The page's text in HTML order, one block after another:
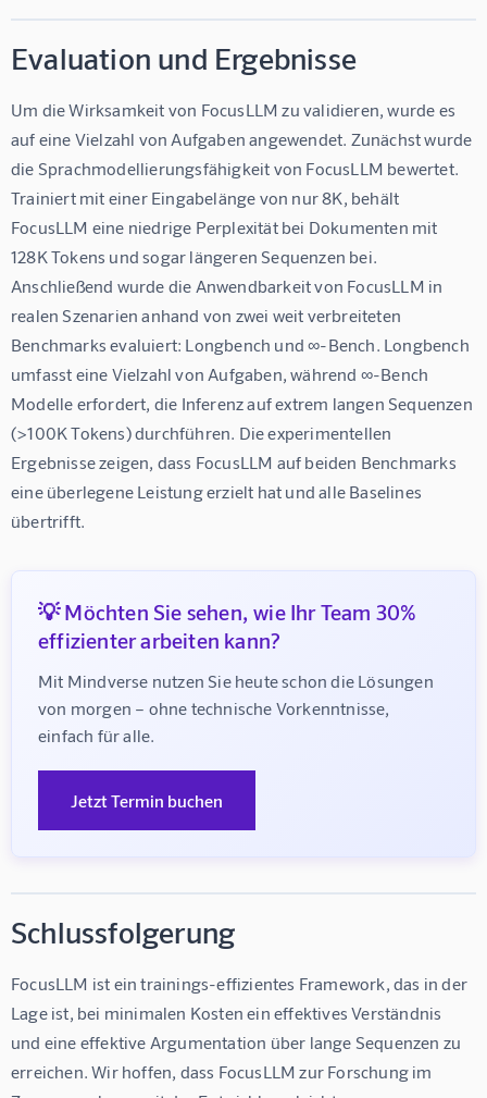
Evaluation und Ergebnisse
Um die Wirksamkeit von FocusLLM zu validieren, wurde es
auf eine Vielzahl von Aufgaben angewendet. Zunächst wurde
die Sprachmodellierungsfähigkeit von FocusLLM bewertet.
Trainiert mit einer Eingabelänge von nur 8K, behält
FocusLLM eine niedrige Perplexität bei Dokumenten mit
128K Tokens und sogar längeren Sequenzen bei.
Anschließend wurde die Anwendbarkeit von FocusLLM in
realen Szenarien anhand von zwei weit verbreiteten
Benchmarks evaluiert: Longbench und ∞-Bench. Longbench
umfasst eine Vielzahl von Aufgaben, während ∞-Bench
Modelle erfordert, die Inferenz auf extrem langen Sequenzen
(>100K Tokens) durchführen. Die experimentellen
Ergebnisse zeigen, dass FocusLLM auf beiden Benchmarks
eine überlegene Leistung erzielt hat und alle Baselines
übertrifft.
💡 Möchten Sie sehen, wie Ihr Team 30%
effizienter arbeiten kann?
Mit Mindverse nutzen Sie heute schon die Lösungen
von morgen – ohne technische Vorkenntnisse,
einfach für alle.
Jetzt Termin buchen
Schlussfolgerung
FocusLLM ist ein trainings-effizientes Framework, das in der
Lage ist, bei minimalen Kosten ein effektives Verständnis
und eine effektive Argumentation über lange Sequenzen zu
erreichen. Wir hoffen, dass FocusLLM zur Forschung im